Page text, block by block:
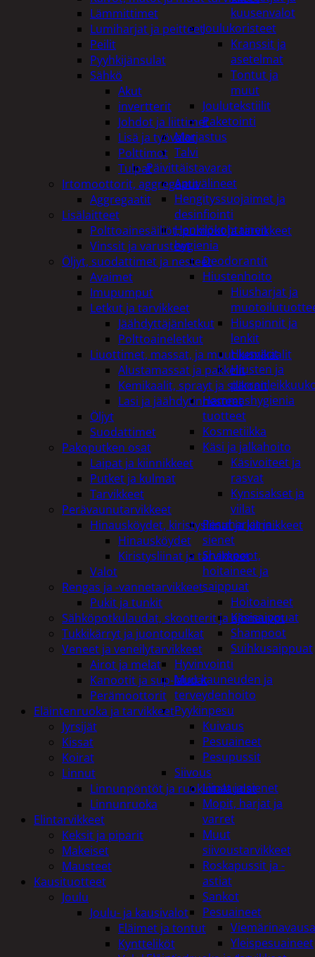
kuusenvalot
Joulukoristeet
Kranssit ja
asetelmat
Tontut ja
muut
Joulutekstiilit
Paketointi
Marjastus
Talvi
Päivittäistavarat
Apuvälineet
Hengityssuojaimet ja
desinfiointi
Henkilökohtainen
hygienia
Deodorantit
Hiustenhoito
Hiusharjat ja
Hiuspinnit ja
lenkit
Hiusvärit
Hiusten ja
Hammashygienia
tuotteet
Kosmetiikka
Käsi ja jalkahoito
Käsivoiteet ja
rasvat
Kynsisakset ja
viilat
Pesuharjat ja -
sienet
Shampoot,
hoitaineet ja
saippuat
Hoitoaineet
Käsisaippuat
Shampoot
Suihkusaippuat
Hyvinvointi
Muu kauneuden ja
terveydenhoito
Pyykinpesu
Kuivaus
Pesuaineet
Pesupussit
Siivous
Liinat ja sienet
Mopit, harjat ja
varret
Muut
siivoustarvikkeet
Roskapussit ja -
astiat
Sankot
Pesuaineet
Yleispesuaineet
Lämmittimet
Lumiharjat ja peitteet
Peilit
Pyyhkijänsulat
Sähkö
Akut
invertterit
Johdot ja liittimet
Lisä ja työvalot
Polttimot
Tulpat
Irtomoottorit, aggregaatit
Aggregaatit
Lisälaitteet
Polttoainesäiliöt, pumput ja tarvikkeet
Vinssit ja varusteet
Öljyt, suodattimet ja nesteet
Avaimet
Imupumput
Letkut ja tarvikkeet
Jäähdyttäjänletkut
Polttoaineletkut
Liuottimet, massat, ja muut kemikaalit
Alustamassat ja pakkelit
Kemikaalit, sprayt ja silikonit
Lasi ja jäähdytinnesteet
Öljyt
Suodattimet
Pakoputken osat
Laipat ja kiinnikkeet
Putket ja kulmat
Tarvikkeet
Perävaunutarvikkeet
Hinausköydet, kiristysliinat ja kiinnikkeet
Hinausköydet
Kiristysliinat ja tarvikkeet
Valot
Rengas ja -vannetarvikkeet
Pukit ja tunkit
Sähköpotkulaudat, skootterit ja ajoneuvot
Tukkikärryt ja juontopulkat
Veneet ja veneilytarvikkeet
Airot ja melat
Kanootit ja sup-laudat
Perämoottorit
Eläintenruoka ja tarvikkeet
Jyrsijät
Kissat
Koirat
Linnut
Linnunpöntöt ja ruokintalaudat
Linnunruoka
Elintarvikkeet
Keksit ja piparit
Makeiset
Mausteet
Kausituotteet
Joulu
Joulu- ja kausivalot
Eläimet ja tontut
Kyntteliköt